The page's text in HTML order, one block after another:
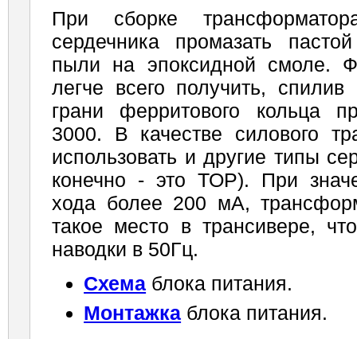
При сборке
сердечника промазать
пыли на эпоксидной смоле.
легче всего получить,
грани ферритового кольца
3000. В качестве силового
использовать и другие типы
конечно - это ТОР). При
хода более 200 мА,
такое место в трансивере,
наводки в 50Гц.
Схема блока питания.
Монтажка блока питания.